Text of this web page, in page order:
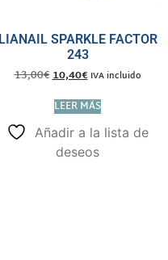
LIANAIL SPARKLE FACTOR
243
13,00€10,40€ IVA incluido
LEER MÁS
Añadir a la lista de
deseos